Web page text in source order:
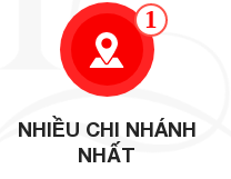
1
NHIỀU CHI NHÁNH
NHẤT